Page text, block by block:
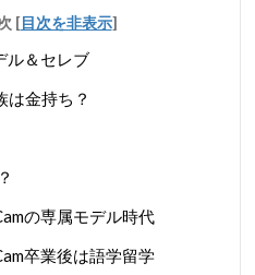
[目次を非表示]
ル＆セレブ
金持ち？
の専属モデル時代
卒業後は語学留学